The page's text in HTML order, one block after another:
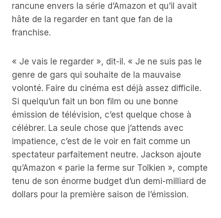
rancune envers la série d’Amazon et qu’il avait
hâte de la regarder en tant que fan de la
franchise.
« Je vais le regarder », dit-il. « Je ne suis pas le
genre de gars qui souhaite de la mauvaise
volonté. Faire du cinéma est déjà assez difficile.
Si quelqu’un fait un bon film ou une bonne
émission de télévision, c’est quelque chose à
célébrer. La seule chose que j’attends avec
impatience, c’est de le voir en fait comme un
spectateur parfaitement neutre. Jackson ajoute
qu’Amazon « parie la ferme sur Tolkien », compte
tenu de son énorme budget d’un demi-milliard de
dollars pour la première saison de l’émission.